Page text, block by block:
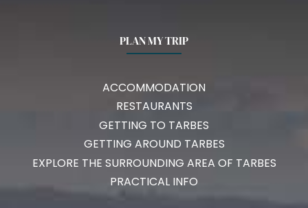
PLAN MY TRIP
ACCOMMODATION
RESTAURANTS
GETTING TO TARBES
GETTING AROUND TARBES
EXPLORE THE SURROUNDING AREA OF TARBES
PRACTICAL INFO